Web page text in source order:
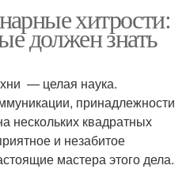
хитрости:
должен знать
— целая наука.
принадлежности
нескольких квадратных
и незабитое
мастера этого дела.